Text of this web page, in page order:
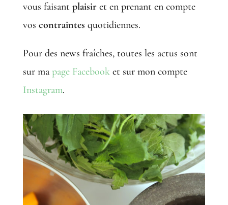
vous faisant plaisiret en prenant en compte
vos contraintes quotidiennes.
Pour des news fraîches, toutes les actus sont
sur ma page Facebooket sur mon compte
Instagram.